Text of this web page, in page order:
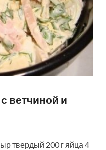
ветчиной и
твердый 200 г яйца 4